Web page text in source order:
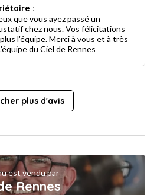
:
que vous ayez passé un
chez nous. Vos félicitations
l'équipe. Merci à vous et à très
du Ciel de Rennes
plus d'avis
est vendu par
Rennes